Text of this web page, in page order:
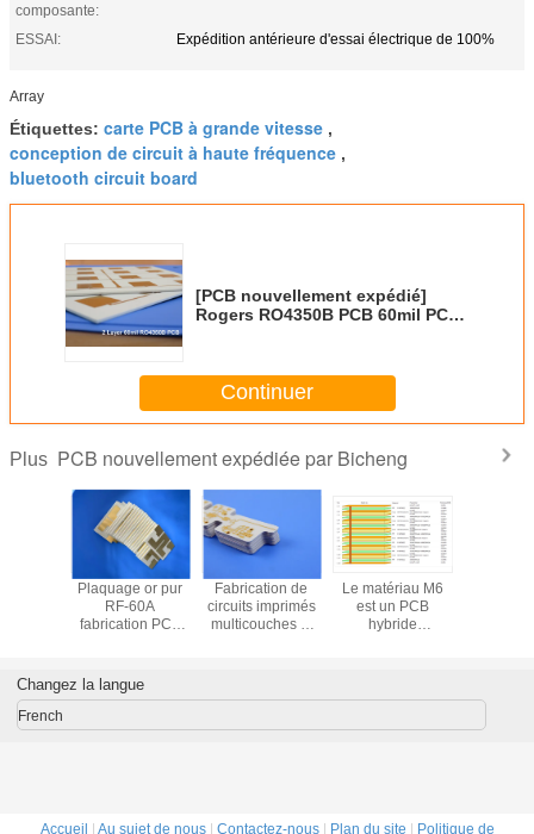
composante:
ESSAI: Expédition antérieure d'essai électrique de 100%
Array
Étiquettes: carte PCB à grande vitesse ,
conception de circuit à haute fréquence ,
bluetooth circuit board
[PCB nouvellement expédié]
Rogers RO4350B PCB 60mil PCB
Continuer
Plus PCB nouvellement expédiée par Bicheng
à 2
avec
ENIG
Plaquage or pur
RF-60A
fabrication PCB
intégré de 50 mil
fabrication
Fabrication de
circuits imprimés
multicouches et
mil avec finition
Le matériau M6
est un PCB
hybride
perte à 14
contrôle
par
Changez la langue
French
Accueil | Au sujet de nous| Contactez-nous| Plan du site | Politique de